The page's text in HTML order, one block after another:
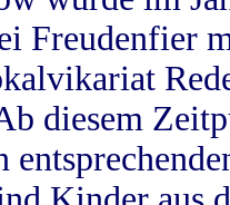
Freudenfier
diesem